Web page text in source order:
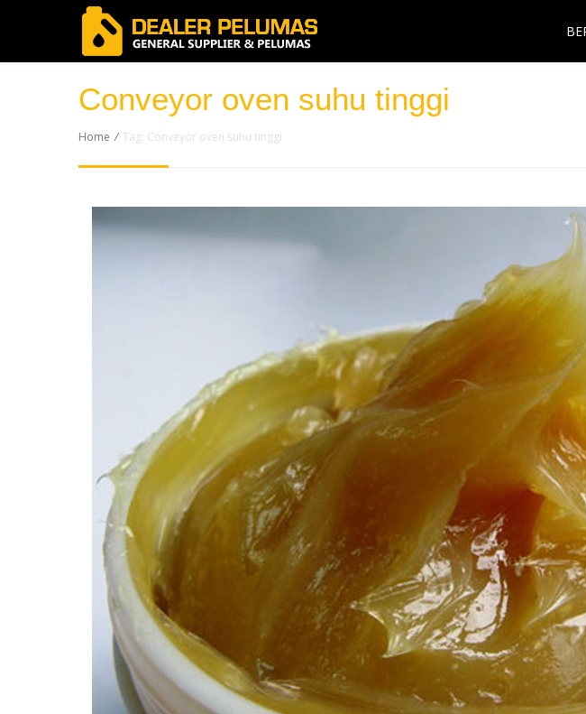
Conveyor oven suhu tinggi
Home / Tag: Conveyor oven suhu tinggi